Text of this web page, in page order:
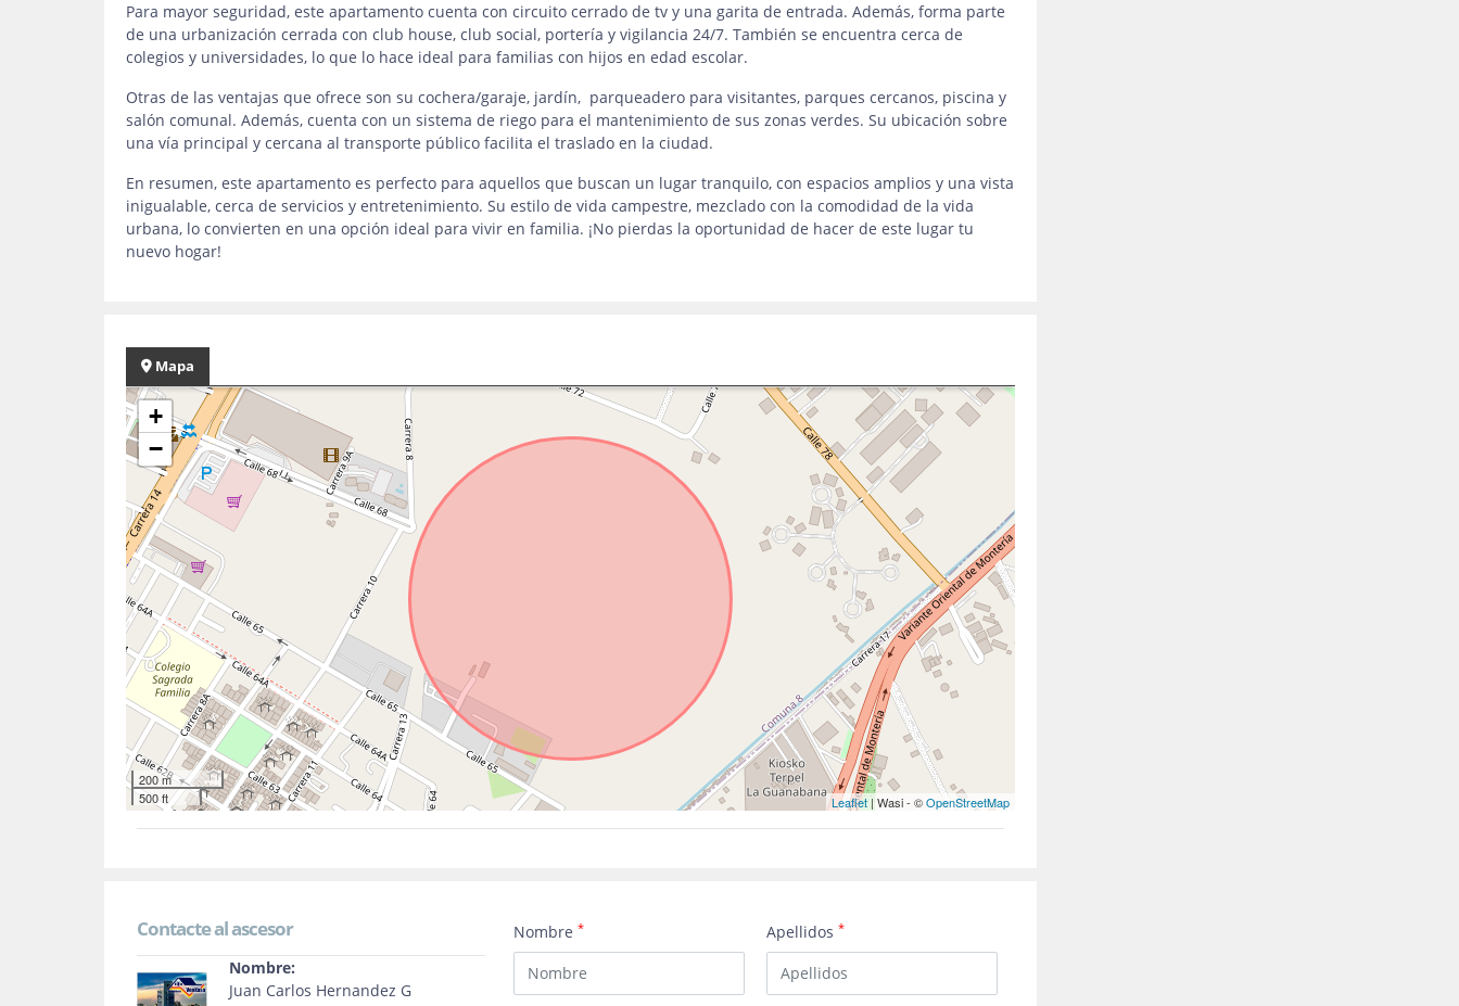
Para mayor seguridad, este apartamento cuenta con circuito cerrado de tv y una garita de entrada. Además, forma parte
de una urbanización cerrada con club house, club social, portería y vigilancia 24/7. También se encuentra cerca de
colegios y universidades, lo que lo hace ideal para familias con hijos en edad escolar.
Otras de las ventajas que ofrece son su cochera/garaje, jardín, parqueadero para visitantes, parques cercanos, piscina y
salón comunal. Además, cuenta con un sistema de riego para el mantenimiento de sus zonas verdes. Su ubicación sobre
una vía principal y cercana al transporte público facilita el traslado en la ciudad.
En resumen, este apartamento es perfecto para aquellos que buscan un lugar tranquilo, con espacios amplios y una vista
inigualable, cerca de servicios y entretenimiento. Su estilo de vida campestre, mezclado con la comodidad de la vida
urbana, lo convierten en una opción ideal para vivir en familia. ¡No pierdas la oportunidad de hacer de este lugar tu
nuevo hogar!
Mapa
+
−
200 m
500 ft
Leaflet| Wasi - ©OpenStreetMap
Contacte al ascesor
Nombre:
Juan Carlos Hernandez G
Nombre* Apellidos*